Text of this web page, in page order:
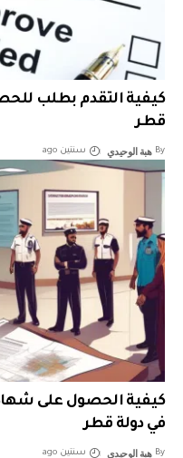
كيفية التقدم بطلب
قطر
By هبة الوحيدي سنتين ago
كيفية الحصول على
في دولة قطر
By هبة الوحيدي سنتين ago